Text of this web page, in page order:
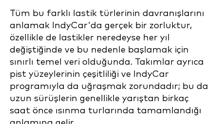
Tüm bu farklı lastik türlerinin davranışlarını
anlamak IndyCar'da gerçek bir zorluktur,
özellikle de lastikler neredeyse her yıl
değiştiğinde ve bu nedenle başlamak için
sınırlı temel veri olduğunda. Takımlar ayrıca
pist yüzeylerinin çeşitliliği ve IndyCar
programıyla da uğraşmak zorundadır; bu da
uzun sürüşlerin genellikle yarıştan birkaç
saat önce ısınma turlarında tamamlandığı